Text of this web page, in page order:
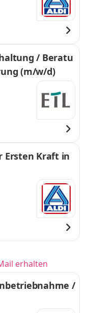
/ Beratu
(m/w/d)
Ersten Kraft in
erhalten
/